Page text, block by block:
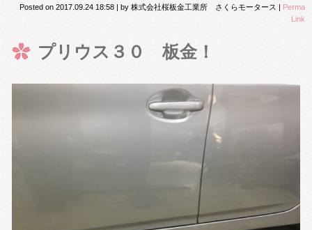
Posted on 2017.09.24 18:58 | by 株式会社桜板金工業所 さくらモータース | Perma
Link
プリウス３０ 板金！